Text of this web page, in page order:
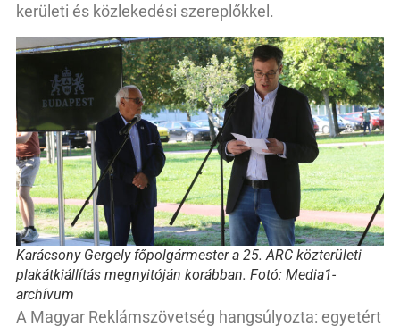
kerületi és közlekedési szereplőkkel.
Karácsony Gergely főpolgármester a 25. ARC közterületi
plakátkiállítás megnyitóján korábban. Fotó: Media1-
archívum
A Magyar Reklámszövetség hangsúlyozta: egyetért